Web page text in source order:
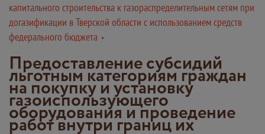
капитального строительства к газораспределительным сетям при
догазификации в Тверской области с использованием средств
федерального бюджета
Предоставление субсидий
льготным категориям граждан
на покупку и установку
газоиспользующего
оборудования и проведение
работ внутри границ их